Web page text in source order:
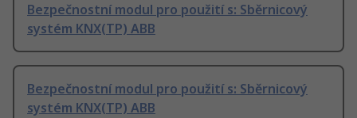
Bezpečnostní modul pro použití s: Sběrnicový
systém KNX(TP) ABB
Bezpečnostní modul pro použití s: Sběrnicový
systém KNX(TP) ABB